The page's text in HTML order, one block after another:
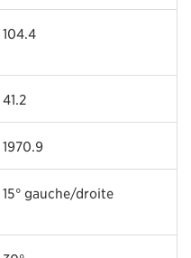
104.4
41.2
1970.9
15° gauche/droite